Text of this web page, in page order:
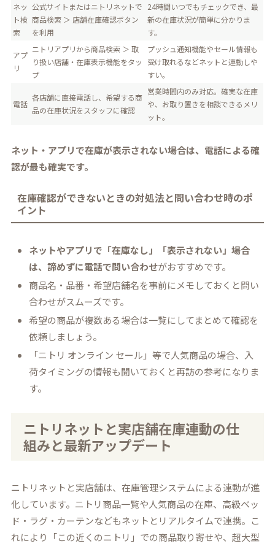
ネッ
ト検
索
公式サイトまたはニトリネットで
商品検索 ＞ 店舗在庫確認ボタン
を利用
24時間いつでもチェックでき、最
新の在庫状況が簡単に分かりま
す。
アプ
リ
ニトリアプリから商品検索 ＞ 取
り扱い店舗・在庫表示機能をタッ
プ
プッシュ通知機能やセール情報も
受け取れるなどネットと連動しや
すい。
電話
各店舗に直接電話し、希望する商
品の在庫状況をスタッフに確認
営業時間内のみ対応。確実な在庫
や、お取り置きを相談できるメリ
ット。
ネット・アプリで在庫が表示されない場合は、電話による確
認が最も確実です。
在庫確認ができないときの対処法と問い合わせ時のポ
イント
ネットやアプリで「在庫なし」「表示されない」場合
は、諦めずに電話で問い合わせがおすすめです。
商品名・品番・希望店舗名を事前にメモしておくと問い
合わせがスムーズです。
希望の商品が複数ある場合は一覧にしてまとめて確認を
依頼しましょう。
「ニトリ オンライン セール」等で人気商品の場合、入
荷タイミングの情報も聞いておくと再訪の参考になりま
す。
ニトリネットと実店舗在庫連動の仕
組みと最新アップデート
ニトリネットと実店舗は、在庫管理システムによる連動が進
化しています。ニトリ商品一覧や人気商品の在庫、高級ベッ
ド・ラグ・カーテンなどもネットとリアルタイムで連携。こ
れにより「この近くのニトリ」での商品取り寄せや、超大型